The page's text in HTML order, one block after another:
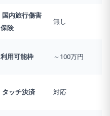
国内旅行傷害
保険
無し
利用可能枠 ～100万円
タッチ決済 対応